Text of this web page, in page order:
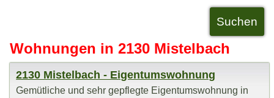
Wohnungen in 2130 Mistelbach
2130 Mistelbach - Eigentumswohnung
Gemütliche und sehr gepflegte Eigentumswohnung in